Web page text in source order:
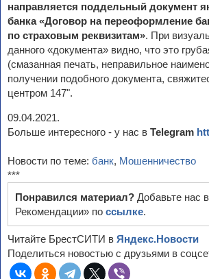
направляется поддельный документ
банка «Договор на переоформление
по страховым реквизитам». При
данного «документа» видно, что это
(смазанная печать, неправильное
получении подобного документа,
центром 147".
09.04.2021.
Больше интересного - у нас в Telegram
Новости по теме: банк, Мошенничество
***
Понравился материал? Добавьте нас
Рекомендации» по ссылке.
Читайте БрестСИТИ в Яндекс.Новости
Поделиться новостью с друзьями в